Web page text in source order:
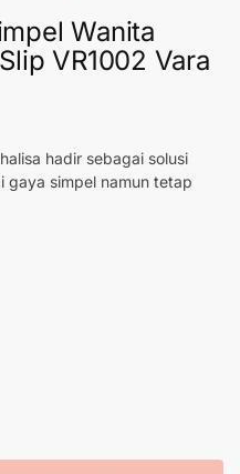
Wanita
VR1002 Vara
hadir sebagai solusi
gaya simpel namun tetap